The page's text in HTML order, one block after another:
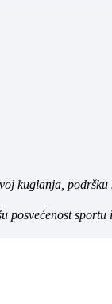
kuglanja,
posvećenost sportu